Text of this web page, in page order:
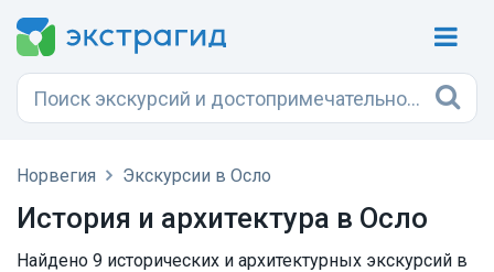
Норвегия Экскурсии в Осло
История и архитектура в Осло
Найдено 9 исторических и архитектурных экскурсий в